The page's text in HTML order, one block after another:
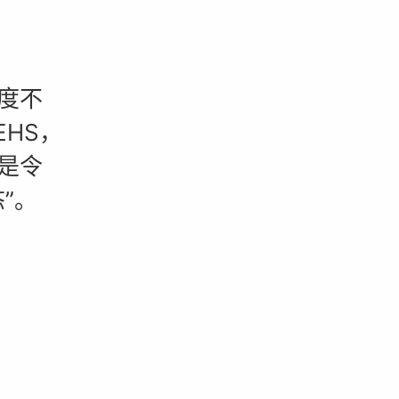
不
，
令